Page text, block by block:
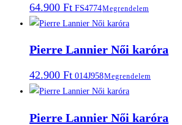
64.900 Ft FS4774Megrendelem
Pierre Lannier Női karóra
42.900 Ft 014J958Megrendelem
Pierre Lannier Női karóra